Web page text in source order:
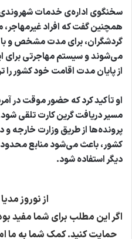
سخنگوی اداره‌ی خدمات
همچنین گفت که افراد غیرمهاجر،
گردشگران، برای مدت مشخص و
می‌شوند و سیستم مهاجرتی
از پایان مدت اقامت خود کشور را
او تأکید کرد که حضور موقت در
مسیر دریافت گرین کارت تلقی
پرونده‌ها از طریق وزارت خارجه و
کشور، باعث می‌شود منابع محدود
دیگر استفاده شود.
از نوروز
اگر این مطلب برای شما مفید
حمایت کنید. کمک شما به ما